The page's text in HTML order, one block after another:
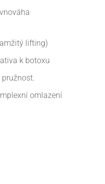
lifting)
k botoxu
pružnost.
omlazení